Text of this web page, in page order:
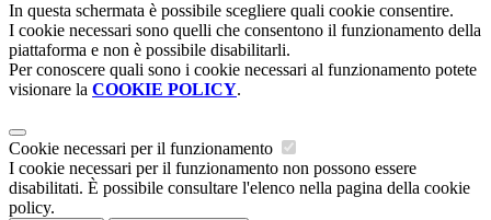
In questa schermata è possibile scegliere quali cookie consentire.
I cookie necessari sono quelli che consentono il funzionamento della
piattaforma e non è possibile disabilitarli.
Per conoscere quali sono i cookie necessari al funzionamento potete
visionare la COOKIE POLICY.
Cookie necessari per il funzionamento
I cookie necessari per il funzionamento non possono essere
disabilitati. È possibile consultare l'elenco nella pagina della cookie
policy.